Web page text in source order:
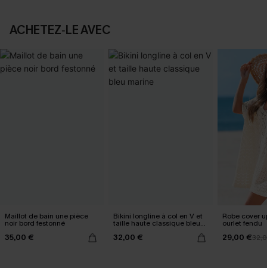
ACHETEZ‑LE AVEC
Maillot de bain une pièce
noir bord festonné
35,00 €
Bikini longline à col en V et
taille haute classique bleu
32,00 €
Robe cover
ourlet fendu
29,00 €